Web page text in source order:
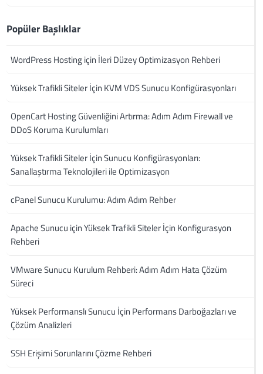
Popüler Başlıklar
WordPress Hosting için İleri Düzey Optimizasyon Rehberi
Yüksek Trafikli Siteler İçin KVM VDS Sunucu Konfigürasyonları
OpenCart Hosting Güvenliğini Artırma: Adım Adım Firewall ve
DDoS Koruma Kurulumları
Yüksek Trafikli Siteler İçin Sunucu Konfigürasyonları:
Sanallaştırma Teknolojileri ile Optimizasyon
cPanel Sunucu Kurulumu: Adım Adım Rehber
Apache Sunucu için Yüksek Trafikli Siteler İçin Konfigurasyon
Rehberi
VMware Sunucu Kurulum Rehberi: Adım Adım Hata Çözüm
Süreci
Yüksek Performanslı Sunucu İçin Performans Darboğazları ve
Çözüm Analizleri
SSH Erişimi Sorunlarını Çözme Rehberi